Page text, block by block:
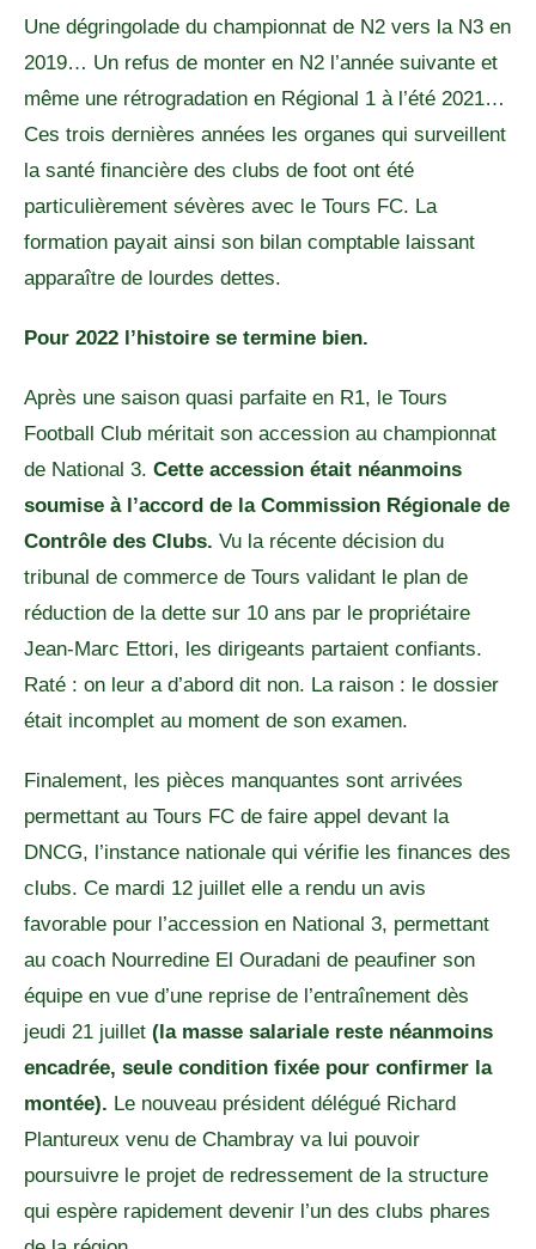
Une dégringolade du championnat de N2 vers la N3 en
2019… Un refus de monter en N2 l’année suivante et
même une rétrogradation en Régional 1 à l’été 2021…
Ces trois dernières années les organes qui surveillent
la santé financière des clubs de foot ont été
particulièrement sévères avec le Tours FC. La
formation payait ainsi son bilan comptable laissant
apparaître de lourdes dettes.
Pour 2022 l’histoire se termine bien.
Après une saison quasi parfaite en R1, le Tours
Football Club méritait son accession au championnat
de National 3. Cette accession était néanmoins
soumise à l’accord de la Commission Régionale de
Contrôle des Clubs. Vu la récente décision du
tribunal de commerce de Tours validant le plan de
réduction de la dette sur 10 ans par le propriétaire
Jean-Marc Ettori, les dirigeants partaient confiants.
Raté : on leur a d’abord dit non. La raison : le dossier
était incomplet au moment de son examen.
Finalement, les pièces manquantes sont arrivées
permettant au Tours FC de faire appel devant la
DNCG, l’instance nationale qui vérifie les finances des
clubs. Ce mardi 12 juillet elle a rendu un avis
favorable pour l’accession en National 3, permettant
au coach Nourredine El Ouradani de peaufiner son
équipe en vue d’une reprise de l’entraînement dès
jeudi 21 juillet (la masse salariale reste néanmoins
encadrée, seule condition fixée pour confirmer la
montée). Le nouveau président délégué Richard
Plantureux venu de Chambray va lui pouvoir
poursuivre le projet de redressement de la structure
qui espère rapidement devenir l’un des clubs phares